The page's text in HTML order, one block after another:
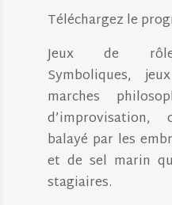
Téléchargez le
Jeux de rôle,
Symboliques,
marches
balayé par les
et de sel marin
stagiaires.